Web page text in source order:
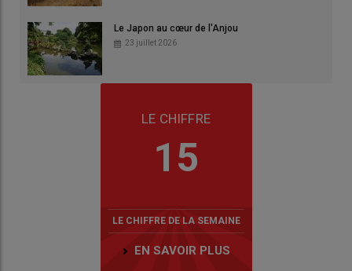
Le Japon au cœur de l'Anjou
23 juillet 2026
LE CHIFFRE
15
LE CHIFFRE DE LA SEMAINE
EN SAVOIR PLUS